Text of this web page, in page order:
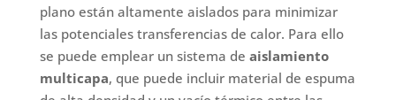
plano están altamente aislados para minimizar
las potenciales transferencias de calor. Para ello
se puede emplear un sistema de aislamiento
multicapa, que puede incluir material de espuma